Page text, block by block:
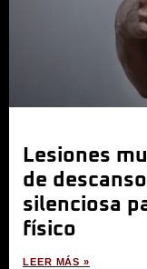
Lesiones
de
silenciosa
físico
LEER MÁS »